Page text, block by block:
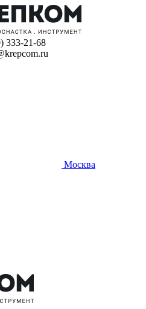
333-21-68
Москва